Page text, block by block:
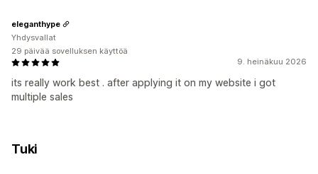
9. heinäkuu 2026
its really work best . after applying it on my website i got
multiple sales
eleganthype
Yhdysvallat
29 päivää sovelluksen käyttöä
Tuki